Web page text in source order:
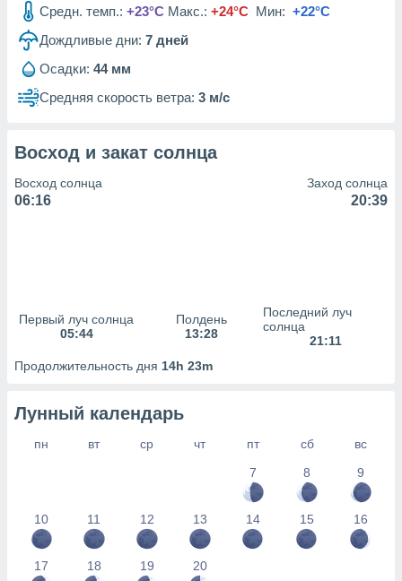
рекламы
сведения
Средн. темп.: +23°C Макс.: +24°C Мин: +22°C
Дождливые дни: 7 дней
Осадки: 44 мм
Средняя скорость ветра: 3 м/с
Восход и закат солнца
Восход солнца
06:16
Заход солнца
20:39
Первый луч солнца
05:44
Полдень
13:28
Последний луч
солнца
21:11
Продолжительность дня 14h 23m
Лунный календарь
пн вт ср чт пт сб
вс
7
8 9
10 11 12 13 14 15 16
17 18 19 20